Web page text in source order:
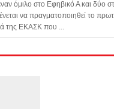
όμιλο στο Εφηβικό Α και δύο
να πραγματοποιηθεί το
της ΕΚΑΣΚ που ...